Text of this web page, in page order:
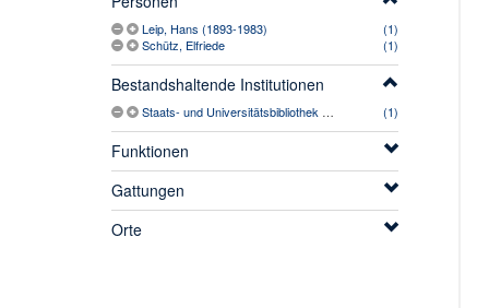
Leip, Hans (1893-1983)
(1)
Schütz, Elfriede
(1)
Bestandshaltende Institutionen
Staats- und Universitätsbibliothek Hamburg Carl von Ossietzky (1)
Funktionen
Gattungen
Orte